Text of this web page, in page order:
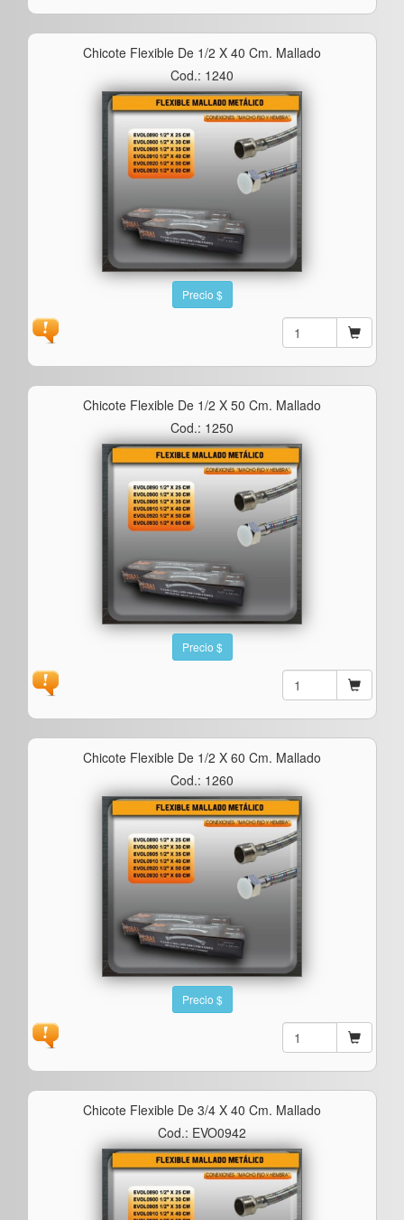
Chicote Flexible De 1/2 X 40 Cm. Mallado
Cod.: 1240
Precio $
Chicote Flexible De 1/2 X 50 Cm. Mallado
Cod.: 1250
Precio $
Chicote Flexible De 1/2 X 60 Cm. Mallado
Cod.: 1260
Precio $
Chicote Flexible De 3/4 X 40 Cm. Mallado
Cod.: EVO0942